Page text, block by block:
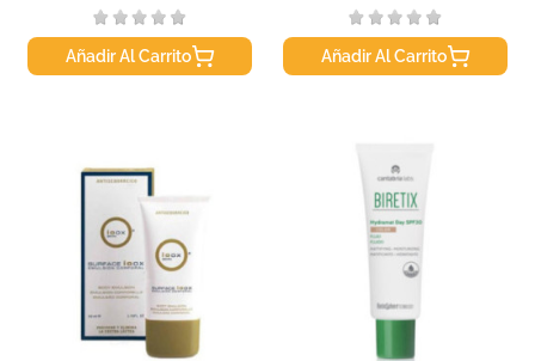
Añadir Al Carrito Añadir Al Carrito